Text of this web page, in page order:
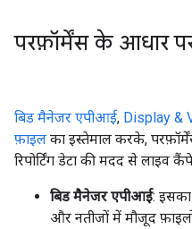
परफ़ॉर्मेंस के आधार
बिड मैनेजर एपीआई, Display &
फ़ाइल का इस्तेमाल करके,
रिपोर्टिंग डेटा की मदद से लाइव
बिड मैनेजर एपीआई: इसका
और नतीजों में मौजूद